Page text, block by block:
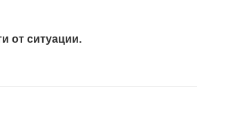
от ситуации.